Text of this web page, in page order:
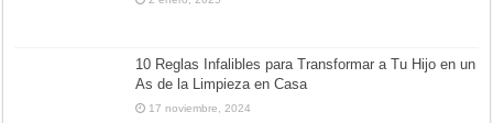
10 Reglas Infalibles para Transformar a Tu Hijo en un
As de la Limpieza en Casa
17 noviembre, 2024